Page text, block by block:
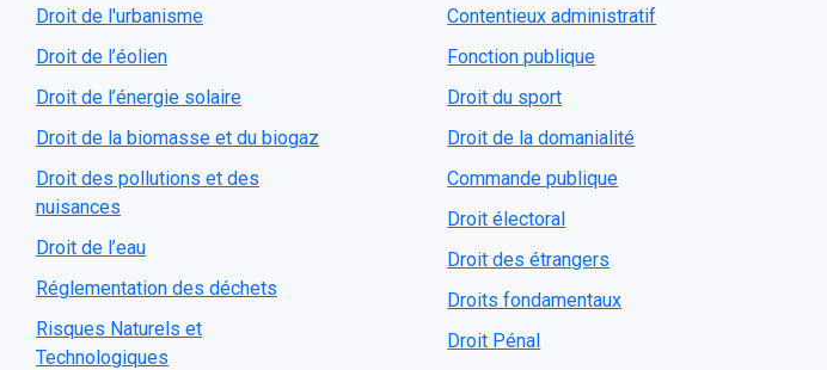
Droit de l'urbanisme
Droit de l’éolien
Droit de l’énergie solaire
Droit de la biomasse et du biogaz
Droit des pollutions et des
nuisances
Droit de l’eau
Réglementation des déchets
Risques Naturels et
Technologiques
Contentieux administratif
Fonction publique
Droit du sport
Droit de la domanialité
Commande publique
Droit électoral
Droit des étrangers
Droits fondamentaux
Droit Pénal